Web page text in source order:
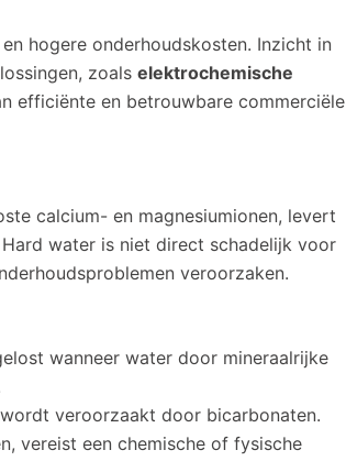
hogere onderhoudskosten. Inzicht in
zoals elektrochemische
efficiënte en betrouwbare commerciële
calcium- en magnesiumionen, levert
Hard water is niet direct schadelijk voor
veroorzaken.
wanneer water door mineraalrijke
veroorzaakt door bicarbonaten.
vereist een chemische of fysische